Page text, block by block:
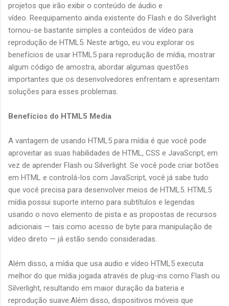
projetos que irão exibir o conteúdo de áudio e
vídeo. Reequipamento ainda existente do Flash e do Silverlight
tornou-se bastante simples a conteúdos de vídeo para
reprodução de HTML5. Neste artigo, eu vou explorar os
benefícios de usar HTML5 para reprodução de mídia, mostrar
algum código de amostra, abordar algumas questões
importantes que os desenvolvedores enfrentam e apresentam
soluções para esses problemas.
Benefícios do HTML5 Media
A vantagem de usando HTML5 para mídia é que você pode
aproveitar as suas habilidades de HTML, CSS e JavaScript, em
vez de aprender Flash ou Silverlight. Se você pode criar botões
em HTML e controlá-los com JavaScript, você já sabe tudo
que você precisa para desenvolver meios de HTML5. HTML5
mídia possui suporte interno para subtítulos e legendas
usando o novo elemento de pista e as propostas de recursos
adicionais — tais como acesso de byte para manipulação de
vídeo direto — já estão sendo consideradas.
Além disso, a mídia que usa audio e vídeo HTML5 executa
melhor do que mídia jogada através de plug-ins como Flash ou
Silverlight, resultando em maior duração da bateria e
reprodução suave.Além disso, dispositivos móveis que